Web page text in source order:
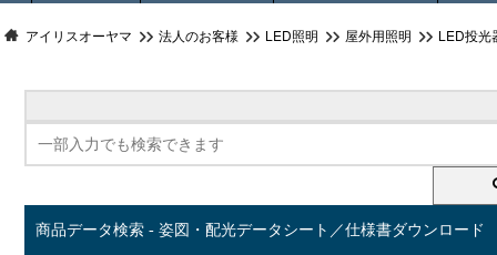
アイリスオーヤマ 法人のお客様 LED照明 屋外用照明 LED投光
商品データ検索 - 姿図・配光データシート／仕様書ダウンロード